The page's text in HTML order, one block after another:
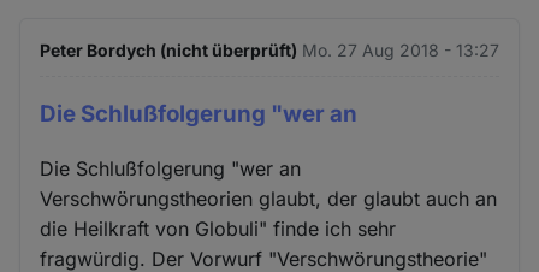
Peter Bordych (nicht überprüft) Mo. 27 Aug 2018 - 13:27
Die Schlußfolgerung "wer an
Die Schlußfolgerung "wer an
Verschwörungstheorien glaubt, der glaubt auch an
die Heilkraft von Globuli" finde ich sehr
fragwürdig. Der Vorwurf "Verschwörungstheorie"